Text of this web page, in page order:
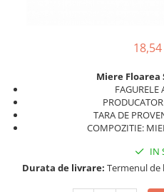
Miere Floarea
FAGURELE
TARA DE
COMPOZITIE:
IN
Durata de livrare: Termenul de